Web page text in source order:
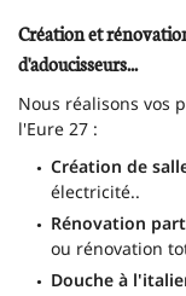
ACCUEIL
PLOMBERIE
Création et
d'adoucisseurs...
Nous réalisons vos
l'Eure 27 :
Création de
électricité..
Rénovation
ou rénovation
Douche à